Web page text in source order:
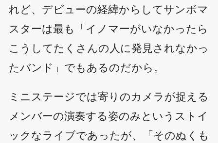
れど、デビューの経緯からしてサンボマ
スターは最も「イノマーがいなかったら
こうしてたくさんの人に発見されなかっ
たバンド」でもあるのだから。
ミニステージでは寄りのカメラが捉える
メンバーの演奏する姿のみというストイ
ックなライブであったが、「そのぬくも